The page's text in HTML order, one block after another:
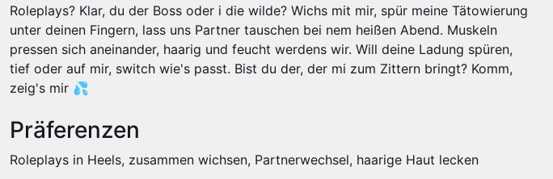
Roleplays? Klar, du der Boss oder i die wilde? Wichs mit mir, spür meine Tätowierung
unter deinen Fingern, lass uns Partner tauschen bei nem heißen Abend. Muskeln
pressen sich aneinander, haarig und feucht werdens wir. Will deine Ladung spüren,
tief oder auf mir, switch wie's passt. Bist du der, der mi zum Zittern bringt? Komm,
zeig's mir 💦
Präferenzen
Roleplays in Heels, zusammen wichsen, Partnerwechsel, haarige Haut lecken